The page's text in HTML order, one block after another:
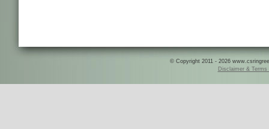
© Copyright 2011 - 2026
Disclaimer & Terms